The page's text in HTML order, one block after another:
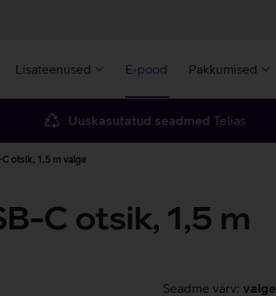
Lisateenused E-pood Pakkumised
Uuskasutatud seadmed Telias
otsik, 1,5 m valge
C otsik, 1,5 m
Seadme värv: valge